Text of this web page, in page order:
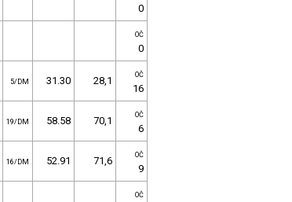
0
OČ
0
5/DM 31.30 28,1 OČ
16
19/DM 58.58 70,1 OČ
6
16/DM 52.91 71,6 OČ
9
OČ